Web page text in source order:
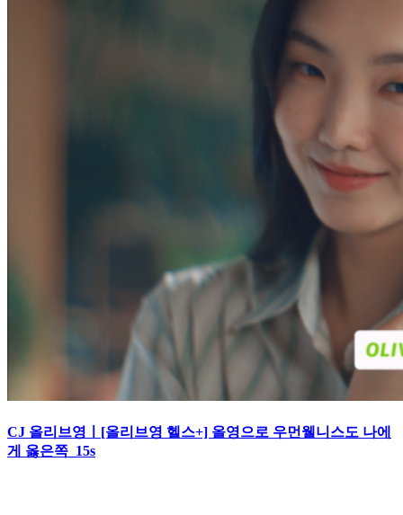
CJ 올리브영ㅣ[올리브영 헬스+] 올영으로 우먼웰니스도 나에
게 옳은쪽_15s